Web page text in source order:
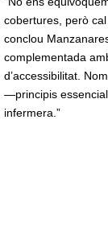
cobertures, però
conclou
complementada
d’accessibilitat.
—principis
infermera.”